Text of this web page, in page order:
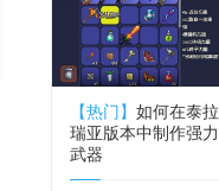
【热门】 如何在泰拉
瑞亚版本中制作强力
武器